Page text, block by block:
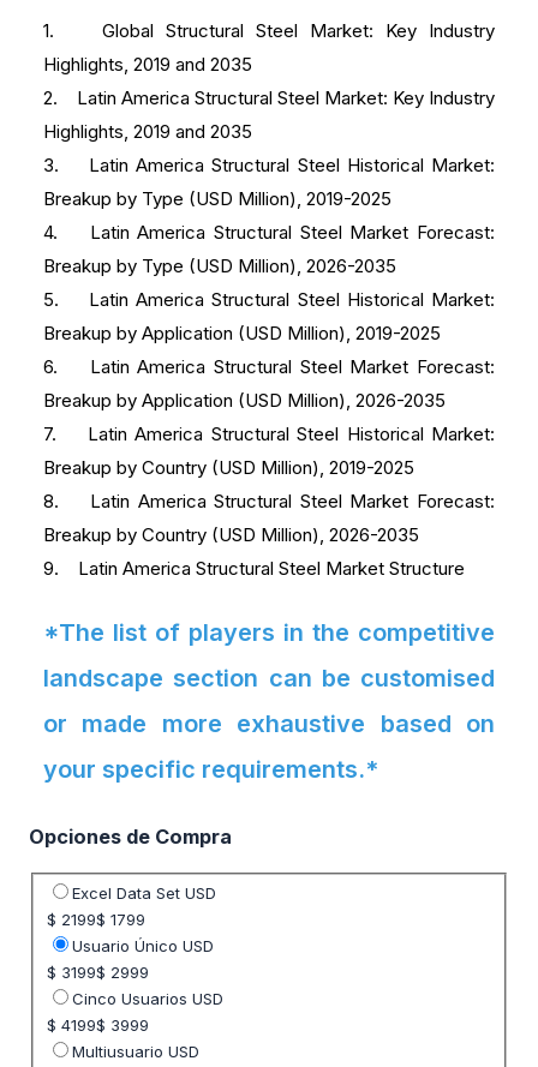
1. Global Structural Steel Market: Key Industry
Highlights, 2019 and 2035
2. Latin America Structural Steel Market: Key Industry
Highlights, 2019 and 2035
3. Latin America Structural Steel Historical Market:
Breakup by Type (USD Million), 2019-2025
4. Latin America Structural Steel Market Forecast:
Breakup by Type (USD Million), 2026-2035
5. Latin America Structural Steel Historical Market:
Breakup by Application (USD Million), 2019-2025
6. Latin America Structural Steel Market Forecast:
Breakup by Application (USD Million), 2026-2035
7. Latin America Structural Steel Historical Market:
Breakup by Country (USD Million), 2019-2025
8. Latin America Structural Steel Market Forecast:
Breakup by Country (USD Million), 2026-2035
9. Latin America Structural Steel Market Structure
*The list of players in the competitive
landscape section can be customised
or made more exhaustive based on
your specific requirements.*
Opciones de Compra
Seleccione opción de precio
Excel Data Set USD
$ 2199$ 1799
Usuario Único USD
$ 3199$ 2999
Cinco Usuarios USD
$ 4199$ 3999
Multiusuario USD